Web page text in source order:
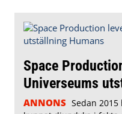
Space
Universeums
ANNONS Sedan